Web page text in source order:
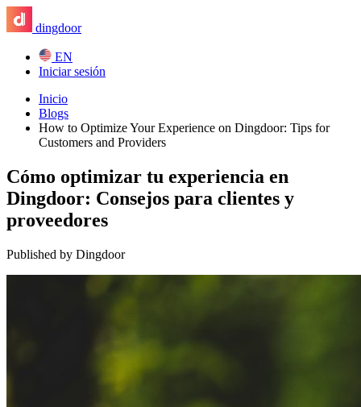
dingdoor
EN
Iniciar sesión
Inicio
Blogs
How to Optimize Your Experience on Dingdoor: Tips for
Customers and Providers
Cómo optimizar tu experiencia en
Dingdoor: Consejos para clientes y
proveedores
Published by Dingdoor